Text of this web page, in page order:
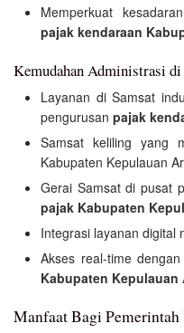
Memperkuat
pajak kendaraan
Kemudahan Administrasi
Layanan di Samsat
pengurusan pajak
Samsat keliling yang
Kabupaten Kepulauan
Gerai Samsat di pusat
pajak Kabupaten
Integrasi layanan digital
Akses real-time dengan
Kabupaten Kepulauan
Manfaat Bagi Pemerintah